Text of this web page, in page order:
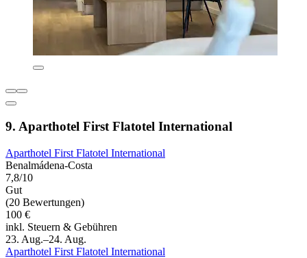
9. Aparthotel First Flatotel International
Aparthotel First Flatotel International
Benalmádena-Costa
7,8/10
Gut
(20 Bewertungen)
100 €
inkl. Steuern & Gebühren
23. Aug.–24. Aug.
Aparthotel First Flatotel International